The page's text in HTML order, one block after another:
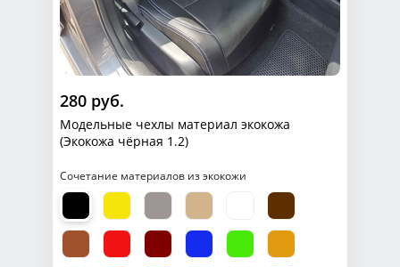
280 руб.
Модельные чехлы материал экокожа
(Экокожа чёрная 1.2)
Сочетание материалов из экокожи